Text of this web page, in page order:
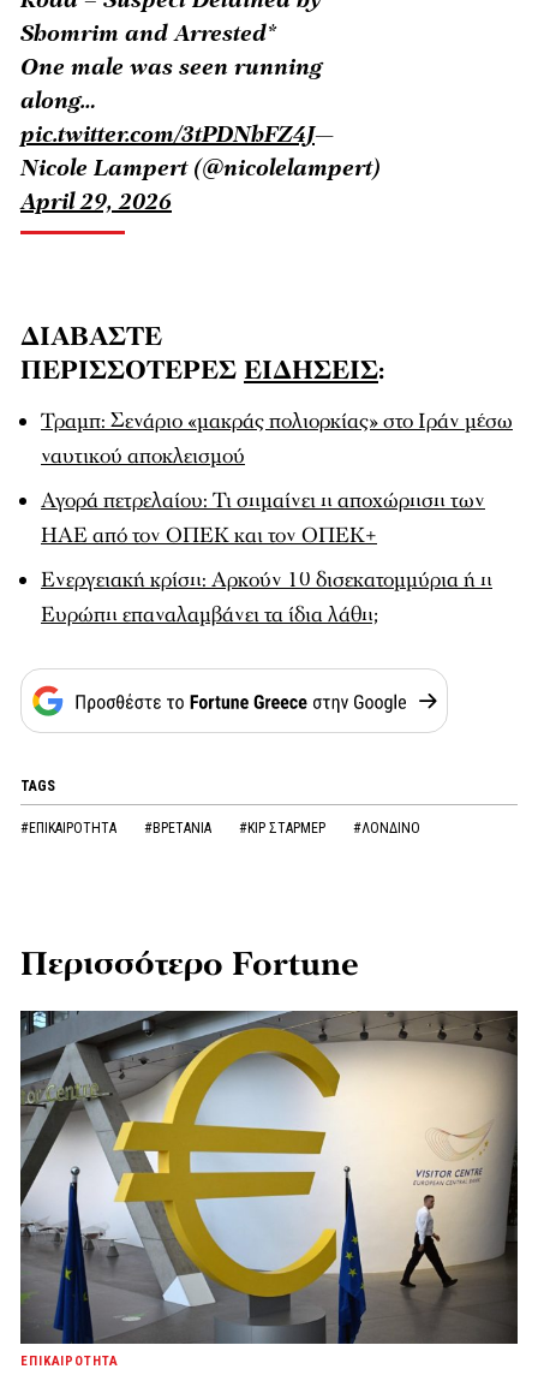
Shomrim and Arrested*
One male was seen running
along…
pic.twitter.com/3tPDNhFZ4J—
Nicole Lampert (@nicolelampert)
April 29, 2026
ΔΙΑΒΑΣΤΕ
ΠΕΡΙΣΣΟΤΕΡΕΣ ΕΙΔΗΣΕΙΣ:
Τραμπ: Σενάριο «μακράς πολιορκίας» στο Ιράν μέσω
ναυτικού αποκλεισμού
Αγορά πετρελαίου: Τι σημαίνει η αποχώρηση των
ΗΑΕ από τον ΟΠΕΚ και τον ΟΠΕΚ+
Ενεργειακή κρίση: Αρκούν 10 δισεκατομμύρια ή η
Ευρώπη επαναλαμβάνει τα ίδια λάθη;
TAGS
#ΕΠΙΚΑΙΡΟΤΗΤΑ #ΒΡΕΤΑΝΙΑ #ΚΙΡ ΣΤΑΡΜΕΡ #ΛΟΝΔΙΝΟ
Περισσότερο Fortune
ΕΠΙΚΑΙΡΟΤΗΤΑ